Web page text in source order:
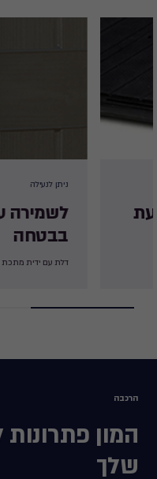
ניתן לנעילה​
לשמירה
בבטחה ​
דלת עם ידית מתכת
הרכבה
המון
שלך